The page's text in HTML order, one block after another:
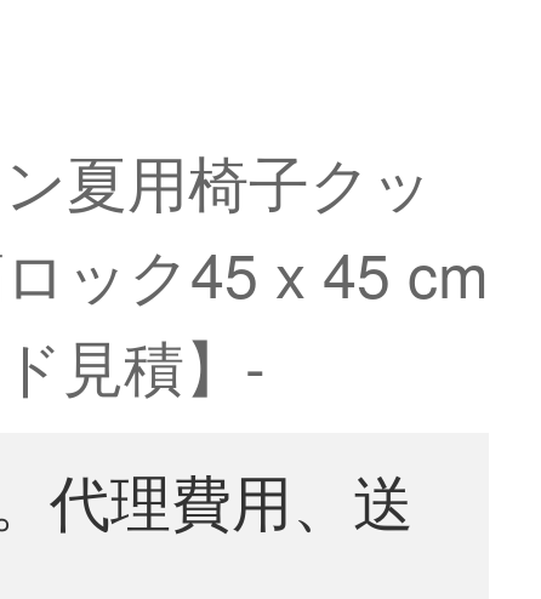
夏用椅子クッ
ック45 x 45 cm
見積】-
代理費用、送